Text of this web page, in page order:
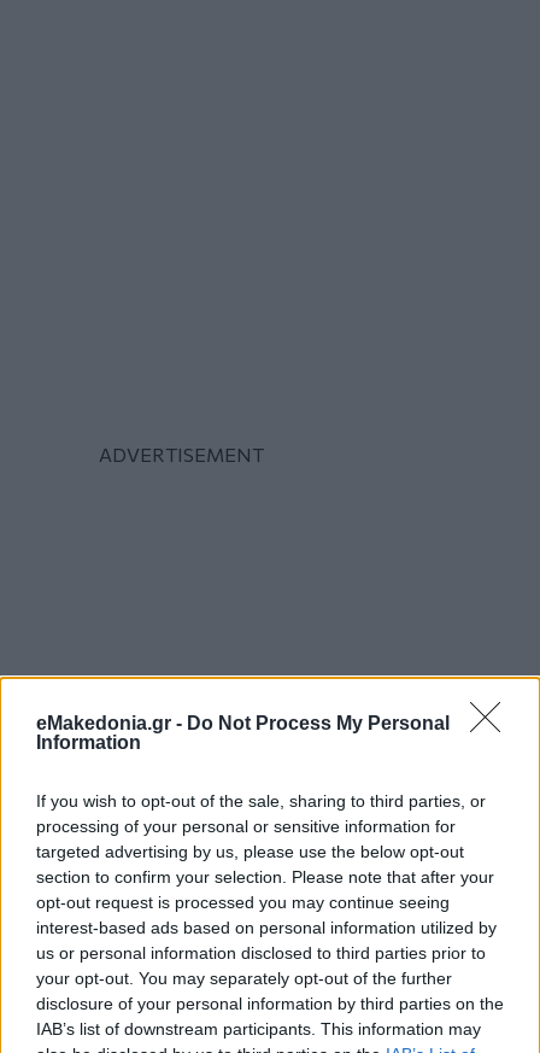
eMakedonia.gr - Do Not Process My Personal
Information
If you wish to opt-out of the sale, sharing to third parties, or
processing of your personal or sensitive information for
targeted advertising by us, please use the below opt-out
section to confirm your selection. Please note that after your
opt-out request is processed you may continue seeing
interest-based ads based on personal information utilized by
us or personal information disclosed to third parties prior to
your opt-out. You may separately opt-out of the further
disclosure of your personal information by third parties on the
IAB’s list of downstream participants. This information may
Διαβάστε περισσότερα